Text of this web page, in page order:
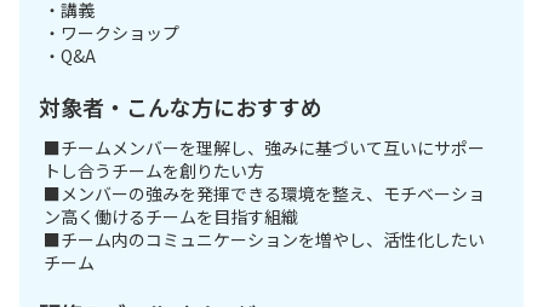
・講義
・ワークショップ
・Q&A
対象者・こんな方におすすめ
■チームメンバーを理解し、強みに基づいて互いにサポー
トし合うチームを創りたい方
■メンバーの強みを発揮できる環境を整え、モチベーショ
ン高く働けるチームを目指す組織
■チーム内のコミュニケーションを増やし、活性化したい
チーム